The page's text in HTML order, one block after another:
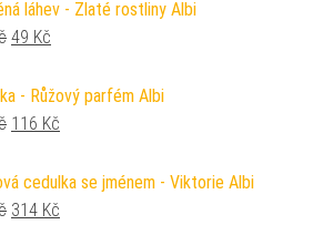
láhev - Zlaté rostliny Albi
Původní cena byla: 199 Kč.
49 Kč
- Růžový parfém Albi
Původní cena byla: 129 Kč.
116 Kč
cedulka se jménem - Viktorie Albi
Původní cena byla: 349 Kč.
314 Kč